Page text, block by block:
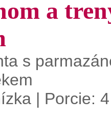
a
s
| Porcie: